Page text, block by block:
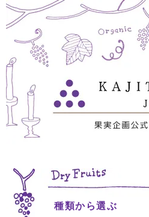
種類から選ぶ